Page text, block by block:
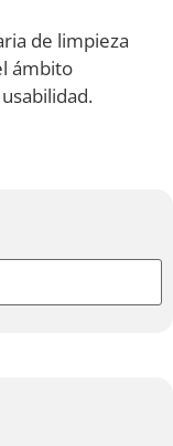
de limpieza
ámbito